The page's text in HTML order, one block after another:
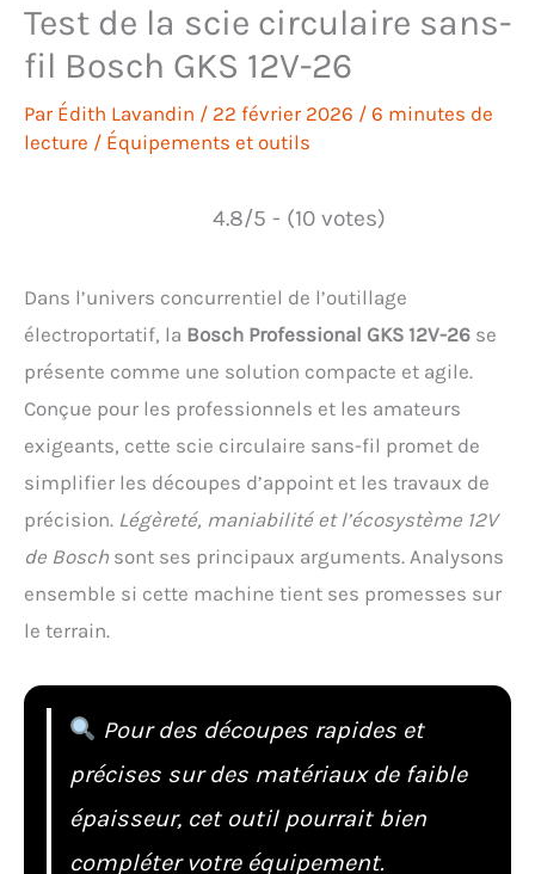
Test de la scie circulaire sans-
fil Bosch GKS 12V-26
Par Édith Lavandin / 22 février 2026 / 6 minutes de
lecture / Équipements et outils
4.8/5 - (10 votes)
Dans l’univers concurrentiel de l’outillage
électroportatif, la Bosch Professional GKS 12V-26 se
présente comme une solution compacte et agile.
Conçue pour les professionnels et les amateurs
exigeants, cette scie circulaire sans-fil promet de
simplifier les découpes d’appoint et les travaux de
précision. Légèreté, maniabilité et l’écosystème 12V
de Bosch sont ses principaux arguments. Analysons
ensemble si cette machine tient ses promesses sur
le terrain.
Pour des découpes rapides et
précises sur des matériaux de faible
épaisseur, cet outil pourrait bien
compléter votre équipement.